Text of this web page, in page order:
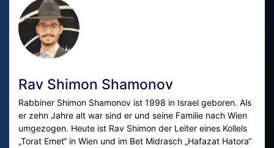
Rav Shimon Shamonov
Rabbiner Shimon Shamonov ist 1998 in Israel geboren. Als
er zehn Jahre alt war sind er und seine Familie nach Wien
umgezogen. Heute ist Rav Shimon der Leiter eines Kollels
„Torat Emet“ in Wien und im Bet Midrasch „Hafazat Hatora“